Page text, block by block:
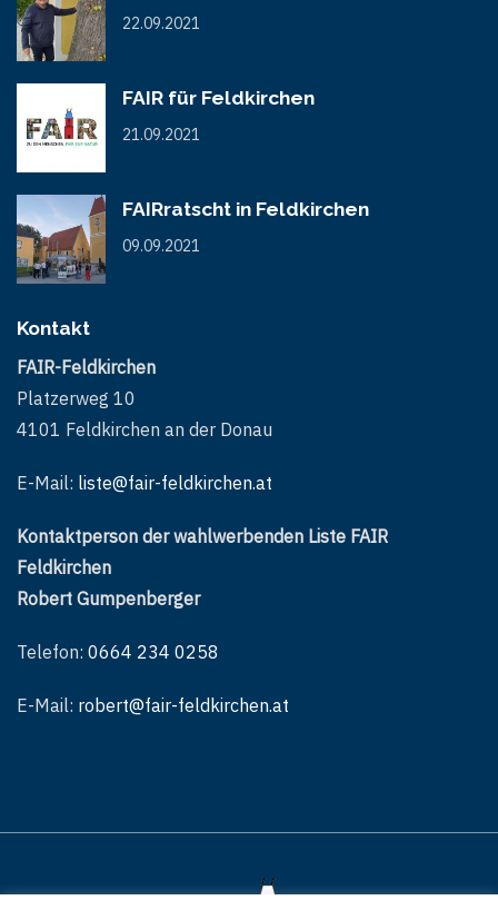
22.09.2021
FAIR für Feldkirchen
21.09.2021
FAIRratscht in Feldkirchen
09.09.2021
Kontakt
FAIR-Feldkirchen
Platzerweg 10
4101 Feldkirchen an der Donau
E-Mail: liste@fair-feldkirchen.at
Kontaktperson der wahlwerbenden Liste FAIR
Feldkirchen
Robert Gumpenberger
Telefon: 0664 234 0258
E-Mail: robert@fair-feldkirchen.at